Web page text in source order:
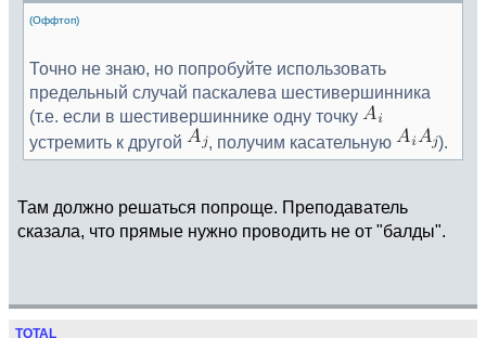
(Оффтоп)
Точно не знаю, но попробуйте использовать
предельный случай паскалева шестивершинника
(т.е. если в шестивершиннике одну точку
устремить к другой
, получим касательную ).
Там должно решаться попроще. Преподаватель
сказала, что прямые нужно проводить не от "балды".
TOTAL